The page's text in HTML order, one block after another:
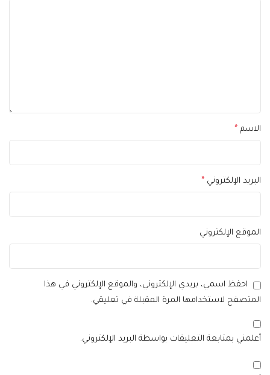
الاسم *
البريد الإلكتروني *
الموقع الإلكتروني
احفظ اسمي، بريدي الإلكتروني، والموقع الإلكتروني في هذا
المتصفح لاستخدامها المرة المقبلة في تعليقي.
أعلمني بمتابعة التعليقات بواسطة البريد الإلكتروني.